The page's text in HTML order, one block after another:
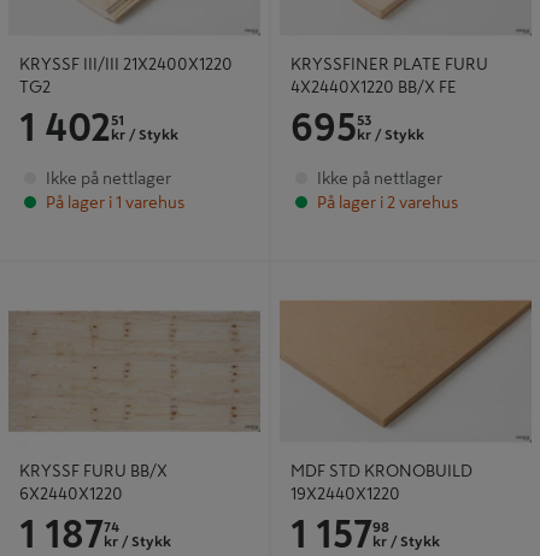
KRYSSF III/III 21X2400X1220
TG2
1 402 51
kr / Stykk
Ikke på nettlager
På lager i 1 varehus
KRYSSFINER PLATE FURU
4X2440X1220 BB/X FE
69553
kr / Stykk
Ikke på nettlager
På lager i 2 varehus
KRYSSF FURU BB/X
6X2440X1220
1 18774
kr / Stykk
MDF STD KRONOBUILD
19X2440X1220
1 15798
kr / Stykk